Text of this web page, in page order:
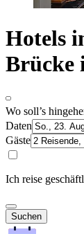
Hotels
Brücke
Wo soll’s
Daten
Gäste
Ich reise
Suchen